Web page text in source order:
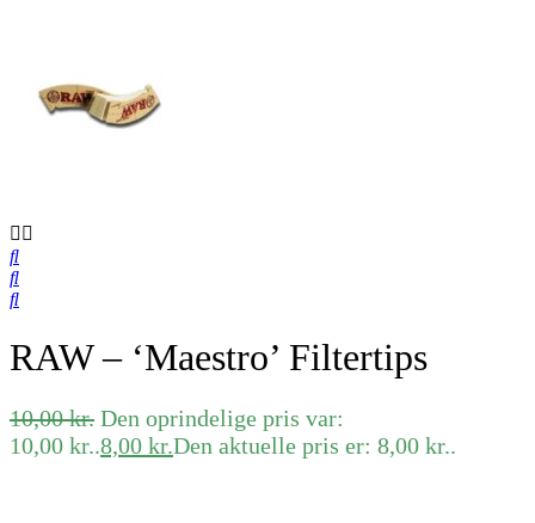
RAW – ‘Maestro’ Filtertips
10,00kr. Den oprindelige pris var:
10,00 kr..8,00 kr.Den aktuelle pris er: 8,00 kr..